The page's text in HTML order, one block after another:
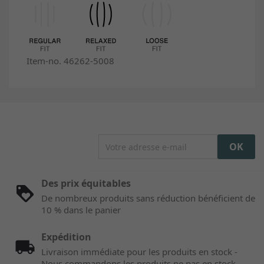
Item-no. 46262-5008
Des prix équitables
De nombreux produits sans réduction bénéficient de
10 % dans le panier
Expédition
Livraison immédiate pour les produits en stock -